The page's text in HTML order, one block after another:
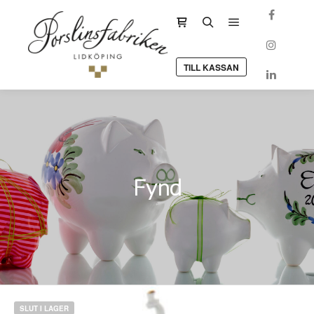
Sidopanel för butik
Huvudmeny
TILL KASSAN
Fynd
SLUT I LAGER